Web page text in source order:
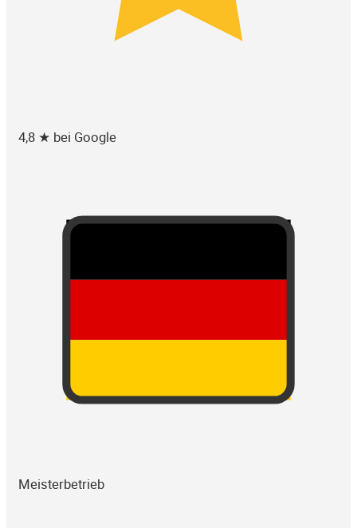
4,8 ★ bei Google
Meisterbetrieb